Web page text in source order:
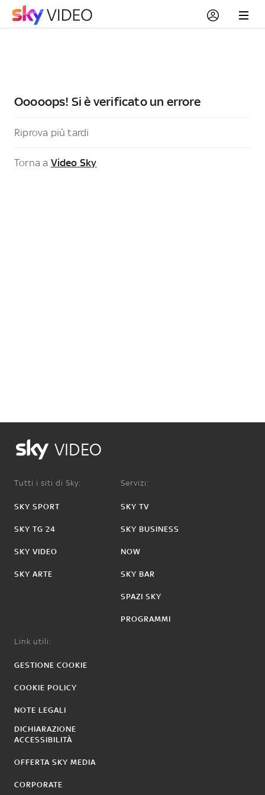
Ooooops! Si è verificato un errore
Riprova più tardi
Torna a Video Sky
VIDEO
Tutti i siti di Sky:
SKY SPORT
SKY TG 24
SKY VIDEO
SKY ARTE
Servizi:
SKY TV
SKY BUSINESS
NOW
SKY BAR
SPAZI SKY
PROGRAMMI
Link utili:
GESTIONE COOKIE
COOKIE POLICY
NOTE LEGALI
DICHIARAZIONE
ACCESSIBILITÀ
OFFERTA SKY MEDIA
CORPORATE